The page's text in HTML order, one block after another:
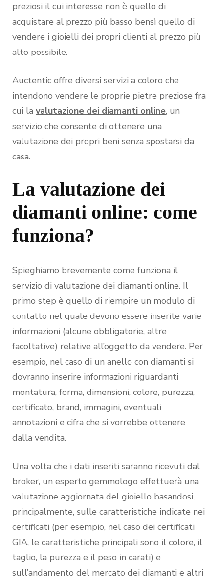
preziosi il cui interesse non è quello di
acquistare al prezzo più basso bensì quello di
vendere i gioielli dei propri clienti al prezzo più
alto possibile.
Auctentic offre diversi servizi a coloro che
intendono vendere le proprie pietre preziose fra
cui la valutazione dei diamanti online, un
servizio che consente di ottenere una
valutazione dei propri beni senza spostarsi da
casa.
La valutazione dei
diamanti online: come
funziona?
Spieghiamo brevemente come funziona il
servizio di valutazione dei diamanti online. Il
primo step è quello di riempire un modulo di
contatto nel quale devono essere inserite varie
informazioni (alcune obbligatorie, altre
facoltative) relative all’oggetto da vendere. Per
esempio, nel caso di un anello con diamanti si
dovranno inserire informazioni riguardanti
montatura, forma, dimensioni, colore, purezza,
certificato, brand, immagini, eventuali
annotazioni e cifra che si vorrebbe ottenere
dalla vendita.
Una volta che i dati inseriti saranno ricevuti dal
broker, un esperto gemmologo effettuerà una
valutazione aggiornata del gioiello basandosi,
principalmente, sulle caratteristiche indicate nei
certificati (per esempio, nel caso dei certificati
GIA, le caratteristiche principali sono il colore, il
taglio, la purezza e il peso in carati) e
sull’andamento del mercato dei diamanti e altri